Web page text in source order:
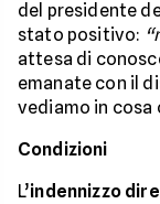
del presidente
stato positivo:
attesa di
emanate con il
vediamo in cosa
Condizioni
L’indennizzo